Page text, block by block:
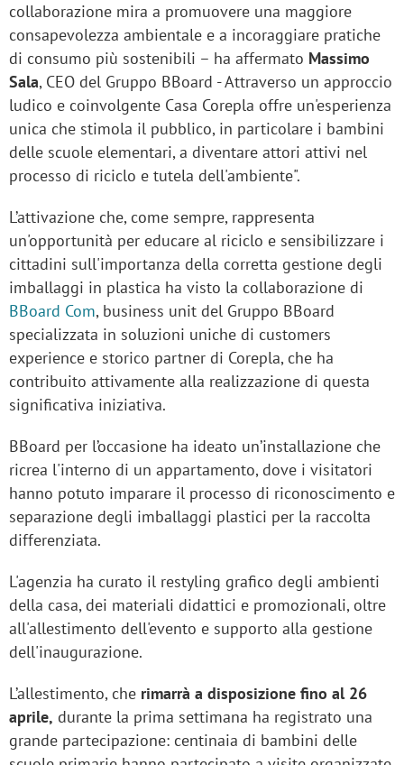
collaborazione mira a promuovere una maggiore
consapevolezza ambientale e a incoraggiare pratiche
di consumo più sostenibili – ha affermato Massimo
Sala, CEO del Gruppo BBoard - Attraverso un approccio
ludico e coinvolgente Casa Corepla offre un'esperienza
unica che stimola il pubblico, in particolare i bambini
delle scuole elementari, a diventare attori attivi nel
processo di riciclo e tutela dell'ambiente".
L’attivazione che, come sempre, rappresenta
un'opportunità per educare al riciclo e sensibilizzare i
cittadini sull'importanza della corretta gestione degli
imballaggi in plastica ha visto la collaborazione di
BBoard Com, business unit del Gruppo BBoard
specializzata in soluzioni uniche di customers
experience e storico partner di Corepla, che ha
contribuito attivamente alla realizzazione di questa
significativa iniziativa.
BBoard per l’occasione ha ideato un’installazione che
ricrea l'interno di un appartamento, dove i visitatori
hanno potuto imparare il processo di riconoscimento e
separazione degli imballaggi plastici per la raccolta
differenziata.
L'agenzia ha curato il restyling grafico degli ambienti
della casa, dei materiali didattici e promozionali, oltre
all'allestimento dell'evento e supporto alla gestione
dell'inaugurazione.
L’allestimento, che rimarrà a disposizione fino al 26
aprile, durante la prima settimana ha registrato una
grande partecipazione: centinaia di bambini delle